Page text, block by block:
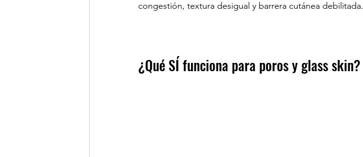
congestión, textura desigual y barrera cutánea debilitada.
¿Qué SÍ funciona para poros y glass skin?